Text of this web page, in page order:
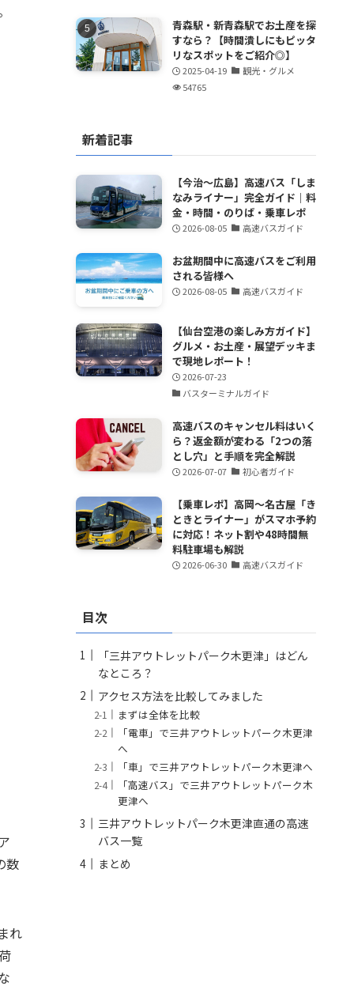
数
れ
青森駅・新青森駅でお土産を探
すなら？【時間潰しにもピッタ
リなスポットをご紹介◎】
2025-04-19
観光・グルメ
54765
新着記事
【今治～広島】高速バス「しま
なみライナー」完全ガイド｜料
金・時間・のりば・乗車レポ
2026-08-05 高速バスガイド
お盆期間中に高速バスをご利用
される皆様へ
2026-08-05 高速バスガイド
【仙台空港の楽しみ方ガイド】
グルメ・お土産・展望デッキま
で現地レポート！
2026-07-23
バスターミナルガイド
高速バスのキャンセル料はいく
ら？返金額が変わる「2つの落
とし穴」と手順を完全解説
2026-07-07 初心者ガイド
【乗車レポ】高岡〜名古屋「き
ときとライナー」がスマホ予約
に対応！ネット割や48時間無
料駐車場も解説
2026-06-30 高速バスガイド
目次
「三井アウトレットパーク木更津」はどん
なところ？
アクセス方法を比較してみました
まずは全体を比較
「電車」で三井アウトレットパーク木更津
へ
「車」で三井アウトレットパーク木更津へ
「高速バス」で三井アウトレットパーク木
更津へ
三井アウトレットパーク木更津直通の高速
バス一覧
まとめ